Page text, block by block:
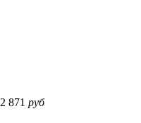
2 871 руб